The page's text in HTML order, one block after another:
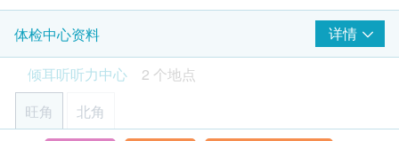
年龄
各项身体检查计划,AI眼底相机健康筛查及听力测试只
适用于18岁或以上之人士。
有效期
体检中心资料
详情
倾耳听听力中心
2 个地点
旺角
北角